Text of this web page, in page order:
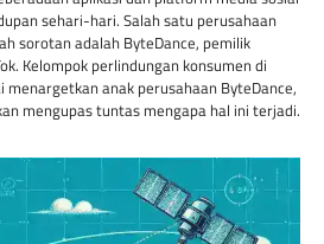
sehari-hari. Salah satu perusahaan
sorotan adalah ByteDance, pemilik
Kelompok perlindungan konsumen di
anak perusahaan ByteDance,
mengupas tuntas mengapa hal ini terjadi.